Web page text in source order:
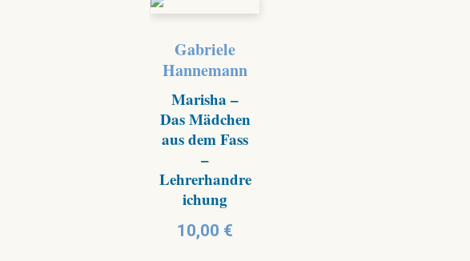
Gabriele
Hannemann
Marisha –
Das Mädchen
aus dem Fass
–
Lehrerhandre
ichung
10,00 €